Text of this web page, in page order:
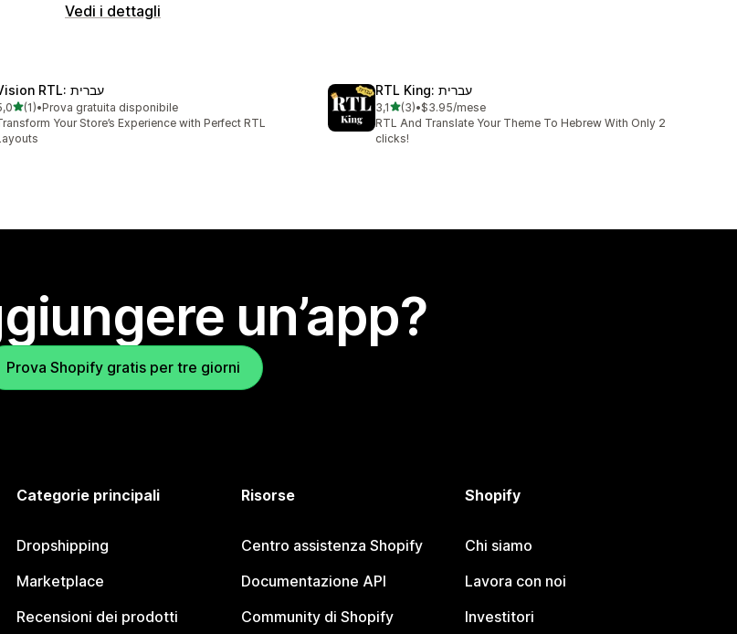
Vedi i dettagli
Vision RTL: עברית
stelle su 5
(1)
recensioni totali
•Prova gratuita disponibile
Your Store’s Experience with Perfect RTL
RTL King: עברית
3,1stelle su 5
(3)
3 recensioni totali
•$3.95/mese
RTL And Translate Your Theme To Hebrew With Only 2
clicks!
un’app?
Prova Shopify gratis per tre giorni
Categorie principali
Dropshipping
Marketplace
Recensioni dei prodotti
Risorse
Centro assistenza Shopify
Documentazione API
Community di Shopify
Shopify
Chi siamo
Lavora con noi
Investitori